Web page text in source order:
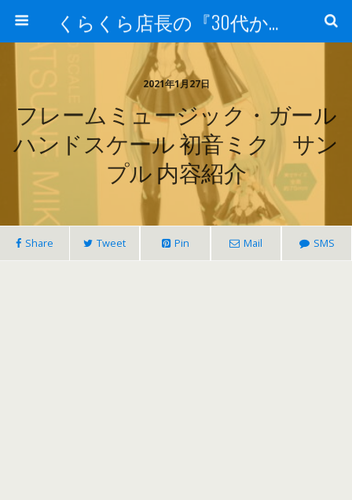
くらくら店長の『30代からのガンプラ工作』
2021年1月27日
フレームミュージック・ガール
ハンドスケール 初音ミク サン
プル 内容紹介
Share Tweet Pin Mail SMS